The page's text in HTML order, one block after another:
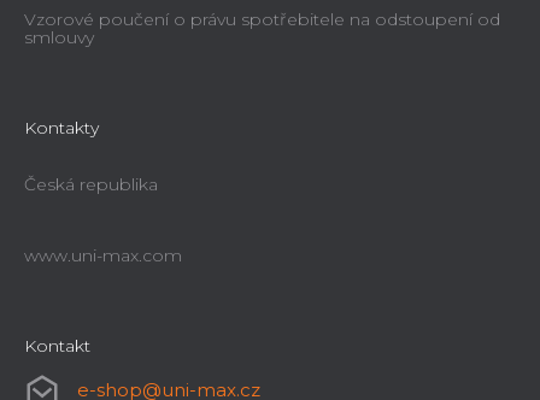
Vzorové poučení o právu spotřebitele na odstoupení od
smlouvy
Kontakty
Česká republika
www.uni-max.com
Kontakt
e-shop@uni-max.cz